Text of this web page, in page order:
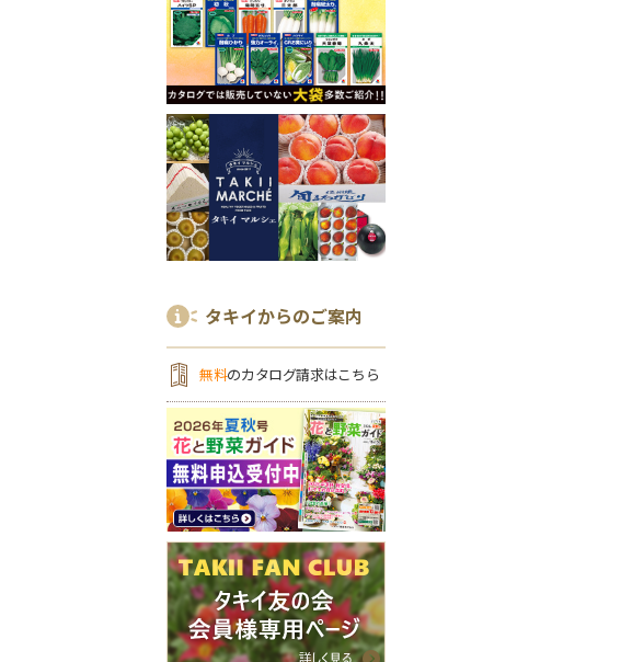
タキイからのご案内
無料のカタログ請求はこちら